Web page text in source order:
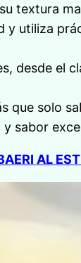
textura
utiliza
desde el
que solo
sabor
AL